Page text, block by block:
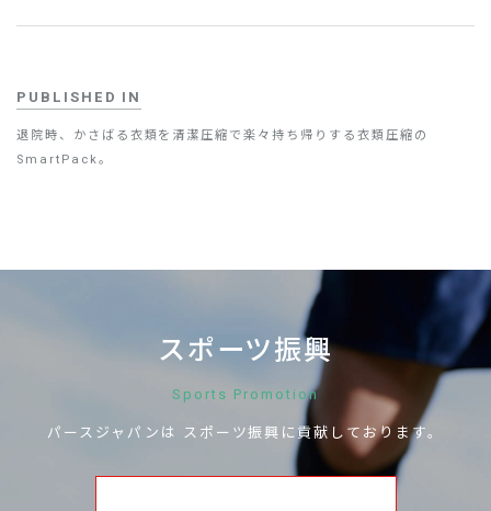
PUBLISHED IN
退院時、かさばる衣類を清潔圧縮で楽々持ち帰りする衣類圧縮の
SmartPack。
スポーツ振興
Sports Promotion
パースジャパンは スポーツ振興に貢献しております。